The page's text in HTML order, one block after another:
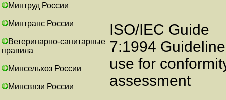
Минтруд России
Минтранс России
Ветеринарно-санитарные
правила
Минсельхоз России
Минсвязи России
ISO/IEC Guide
7:1994
use for
assessment